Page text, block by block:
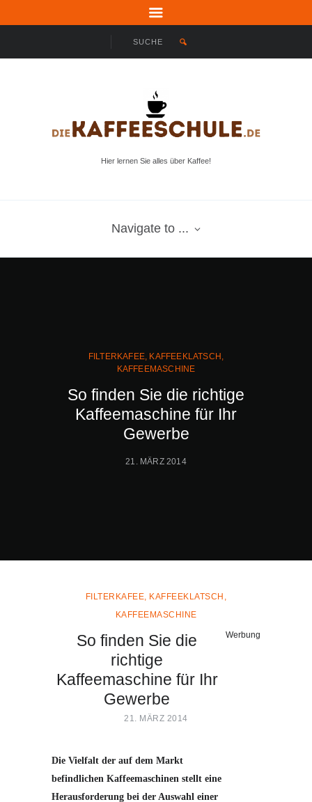
Hier lernen Sie alles über Kaffee!
Navigate to ...
FILTERKAFEE, KAFFEEKLATSCH
KAFFEEMASCHINE
So finden Sie die richtige
Kaffeemaschine für Ihr
Gewerbe
21. MÄRZ 2014
FILTERKAFEE, KAFFEEKLATSCH ,
KAFFEEMASCHINE
So finden Sie die
richtige
Kaffeemaschine für Ihr
Gewerbe
Werbung
21. MÄRZ 2014
Die Vielfalt der auf dem Markt
befindlichen Kaffeemaschinen stellt eine
Herausforderung bei der Auswahl einer